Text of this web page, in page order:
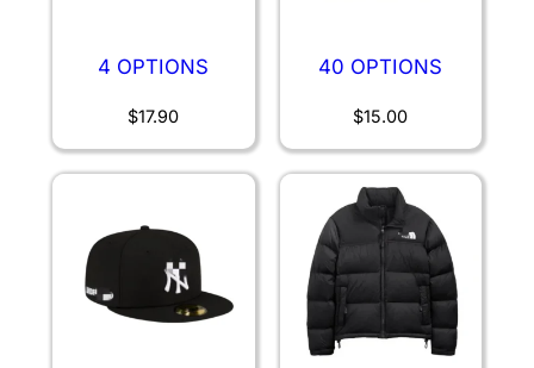
4 OPTIONS
$17.90
40 OPTIONS
$15.00